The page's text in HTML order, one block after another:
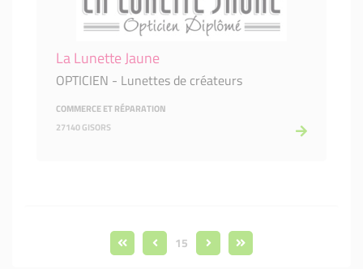
La Lunette Jaune
OPTICIEN - Lunettes de créateurs
COMMERCE ET RÉPARATION
27140 GISORS
15